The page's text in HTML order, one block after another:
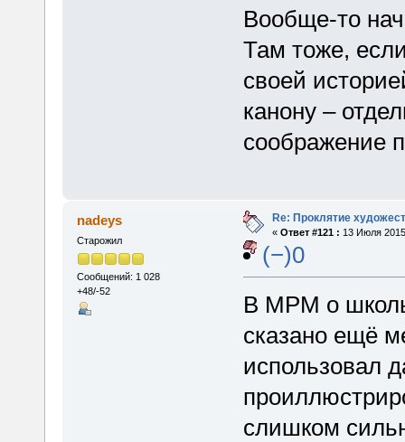
Вообще-то
Там тоже,
своей
канону –
соображение
nadeys
Старожил
Сообщений: 1 028
+48/-52
Re: Проклятие
« Ответ #121 : 13 Июля
(−)0
В МРМ о
сказано ещё
использовал
слишком